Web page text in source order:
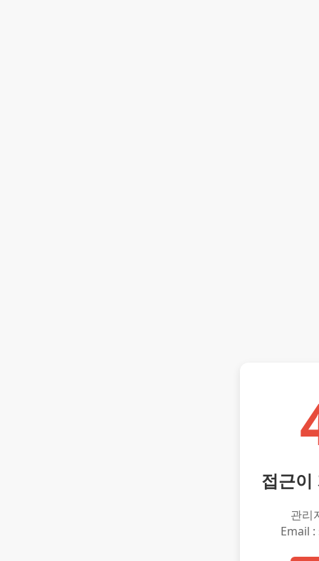
접근이
관리
Email